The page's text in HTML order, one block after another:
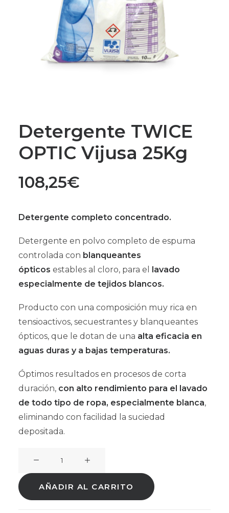
Detergente TWICE
OPTIC Vijusa 25Kg
108,25€
Detergente completo concentrado.
Detergente en polvo completo de espuma
controlada con blanqueantes
ópticos estables al cloro, para el lavado
especialmente de tejidos blancos.
Producto con una composición muy rica en
tensioactivos, secuestrantes y blanqueantes
ópticos, que le dotan de una alta eficacia en
aguas duras y a bajas temperaturas.
Óptimos resultados en procesos de corta
duración, con alto rendimiento para el lavado
de todo tipo de ropa, especialmente blanca,
eliminando con facilidad la suciedad
depositada.
OPTIC
Vijusa
AÑADIR AL CARRITO